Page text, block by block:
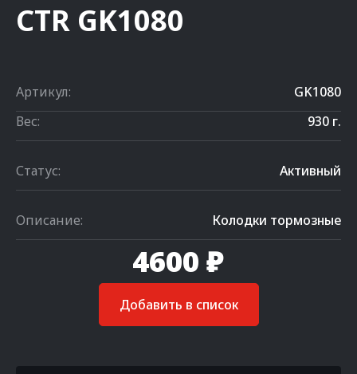
CTR GK1080
Артикул:
GK1080
Вес:
930 г.
Статус: Активный
Описание: Колодки тормозные
4600 ₽
Добавить в список